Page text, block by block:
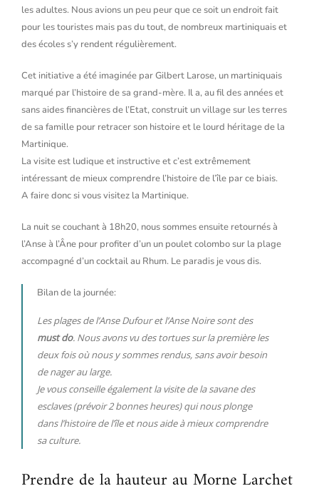
les adultes. Nous avions un peu peur que ce soit un endroit fait
pour les touristes mais pas du tout, de nombreux martiniquais et
des écoles s’y rendent régulièrement.
Cet initiative a été imaginée par Gilbert Larose, un martiniquais
marqué par l’histoire de sa grand-mère. Il a, au fil des années et
sans aides financières de l’Etat, construit un village sur les terres
de sa famille pour retracer son histoire et le lourd héritage de la
Martinique.
La visite est ludique et instructive et c’est extrêmement
intéressant de mieux comprendre l’histoire de l’île par ce biais.
A faire donc si vous visitez la Martinique.
La nuit se couchant à 18h20, nous sommes ensuite retournés à
l’Anse à l’Âne pour profiter d’un un poulet colombo sur la plage
accompagné d’un cocktail au Rhum. Le paradis je vous dis.
Bilan de la journée:
Les plages de l’Anse Dufour et l’Anse Noire sont des
must do. Nous avons vu des tortues sur la première les
deux fois où nous y sommes rendus, sans avoir besoin
de nager au large.
Je vous conseille également la visite de la savane des
esclaves (prévoir 2 bonnes heures) qui nous plonge
dans l’histoire de l’île et nous aide à mieux comprendre
sa culture.
Prendre de la hauteur au Morne Larchet